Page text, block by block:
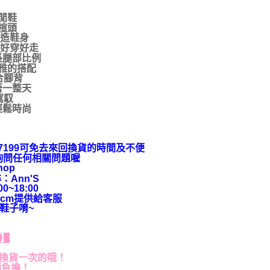
鞋
頭
鞋身
穿好走
部比例
的搭配
腳背
一整天
馭
鬆時尚
可免去來回換貨的時間及不便
任何相關問題喔
：Ann'S
提供給客服
子唷~
貨一次的哦！
擔！